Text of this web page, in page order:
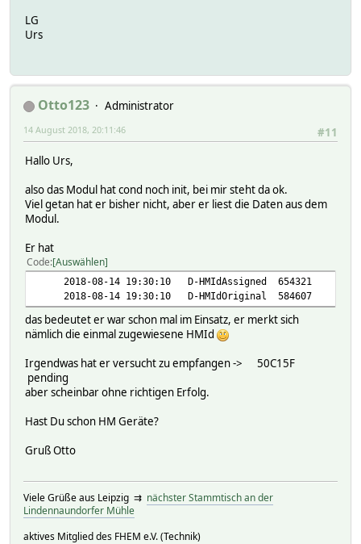
IDs:
READINGS:
2018-08-14 19:30:10 D-HMIdAssigned 654321
2018-08-14 19:30:10 D-firmware 1.4.1
2018-08-14 19:30:10 D-serialNr OEQ0309065
2018-08-14 19:52:13 D-type HM-MOD-UART
2018-08-14 19:37:35 load 1
2018-08-14 19:52:13 loadLvl suspended
2018-08-14 19:55:50 state opened
Attributes:
LG
Urs
Otto123
Administrator
#11
14 August 2018, 20:11:46
Hallo Urs,
also das Modul hat cond noch init, bei mir steht da ok.
Viel getan hat er bisher nicht, aber er liest die Daten aus dem
Modul.
Er hat
Code Auswählen
2018-08-14 19:30:10 D-HMIdAssigned 654321
2018-08-14 19:30:10 D-HMIdOriginal 584607
das bedeutet er war schon mal im Einsatz, er merkt sich
nämlich die einmal zugewiesene HMId
Irgendwas hat er versucht zu empfangen -> 50C15F
pending
aber scheinbar ohne richtigen Erfolg.
Hast Du schon HM Geräte?
Gruß Otto
Viele Grüße aus Leipzig ⇉ nächster Stammtisch an der
Lindennaundorfer Mühle
aktives Mitglied des FHEM e.V. (Technik)